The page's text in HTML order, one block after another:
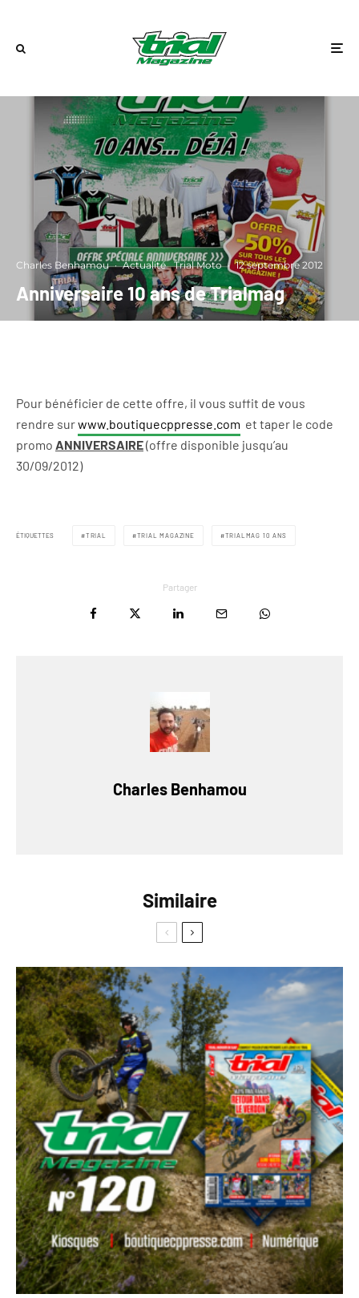
Charles Benhamou · Actualité Trial Moto · 12 septembre 2012
Anniversaire 10 ans de Trialmag
Pour bénéficier de cette offre, il vous suffit de vous
rendre surwww.boutiquecppresse.com et taper le code
promo ANNIVERSAIRE(offre disponible jusqu’au
30/09/2012)
ÉTIQUETTES TRIAL TRIAL MAGAZINE TRIALMAG 10 ANS
Partager
Charles Benhamou
Similaire